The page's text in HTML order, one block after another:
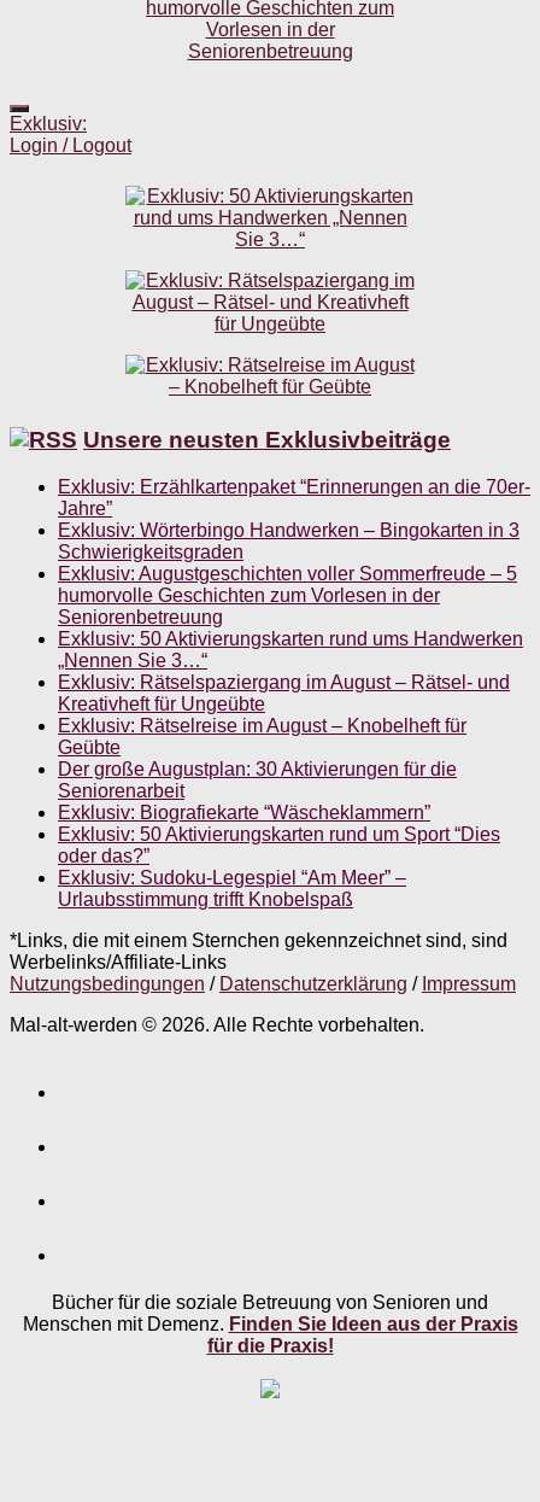
Exklusiv:
Login / Logout
Unsere neusten Exklusivbeiträge
Exklusiv: Erzählkartenpaket “Erinnerungen an die 70er-
Jahre”
Exklusiv: Wörterbingo Handwerken – Bingokarten in 3
Schwierigkeitsgraden
Exklusiv: Augustgeschichten voller Sommerfreude – 5
humorvolle Geschichten zum Vorlesen in der
Seniorenbetreuung
Exklusiv: 50 Aktivierungskarten rund ums Handwerken
„Nennen Sie 3…“
Exklusiv: Rätselspaziergang im August – Rätsel- und
Kreativheft für Ungeübte
Exklusiv: Rätselreise im August – Knobelheft für
Geübte
Der große Augustplan: 30 Aktivierungen für die
Seniorenarbeit
Exklusiv: Biografiekarte “Wäscheklammern”
Exklusiv: 50 Aktivierungskarten rund um Sport “Dies
oder das?”
Exklusiv: Sudoku-Legespiel “Am Meer” –
Urlaubsstimmung trifft Knobelspaß
*Links, die mit einem Sternchen gekennzeichnet sind, sind
Werbelinks/Affiliate-Links
Nutzungsbedingungen / Datenschutzerklärung / Impressum
Mal-alt-werden © 2026. Alle Rechte vorbehalten.
Bücher für die soziale Betreuung von Senioren und
Menschen mit Demenz. Finden Sie Ideen aus der Praxis
für die Praxis!